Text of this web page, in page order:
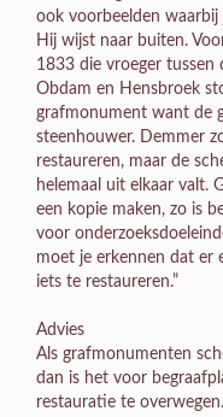
ook voorbeelden waarbij
Hij wijst naar buiten.
1833 die vroeger tussen
Obdam en Hensbroek
grafmonument want de
steenhouwer. Demmer
restaureren, maar de
helemaal uit elkaar valt.
een kopie maken, zo is
voor
moet je erkennen dat er
iets te restaureren.”
Advies
Als grafmonumenten
dan is het voor
restauratie te